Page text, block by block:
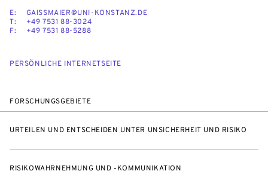
E:
GAISSMAIER@UNI-KONSTANZ.DE
T:
+49 7531 88-3024
F:
+49 7531 88-5288
PERSÖNLICHE INTERNETSEITE
FORSCHUNGSGEBIETE
URTEILEN UND ENTSCHEIDEN UNTER UNSICHERHEIT UND RISIKO
RISIKOWAHRNEHMUNG UND -KOMMUNIKATION